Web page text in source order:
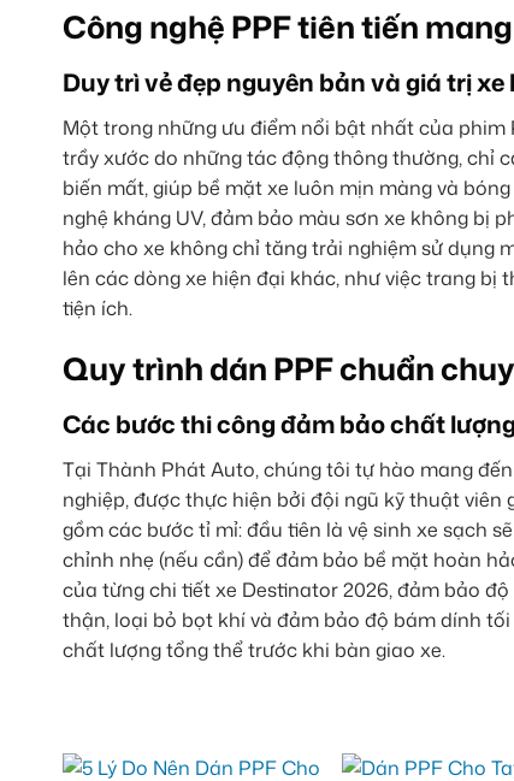
Công nghệ PPF tiên tiến
Duy trì vẻ đẹp nguyên bản và giá trị xe
Một trong những ưu điểm nổi bật nhất của
trầy xước do những tác động thông thường, chỉ
biến mất, giúp bề mặt xe luôn mịn màng và
nghệ kháng UV, đảm bảo màu sơn xe không bị
hảo cho xe không chỉ tăng trải nghiệm sử dụng
lên các dòng xe hiện đại khác, như việc trang bị
tiện ích.
Quy trình dán PPF chuẩn
Các bước thi công đảm bảo chất
Tại Thành Phát Auto, chúng tôi tự hào mang
nghiệp, được thực hiện bởi đội ngũ kỹ thuật
gồm các bước tỉ mỉ: đầu tiên là vệ sinh xe sạch
chỉnh nhẹ (nếu cần) để đảm bảo bề mặt hoàn
của từng chi tiết xe Destinator 2026, đảm bảo
thận, loại bỏ bọt khí và đảm bảo độ bám dính
chất lượng tổng thể trước khi bàn giao xe.